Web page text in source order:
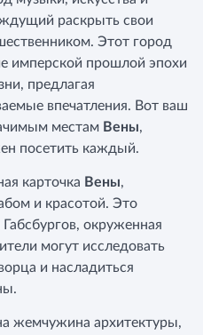
раскрыть свои
Этот город
имперской прошлой эпохи
предлагая
впечатления. Вот ваш
местам Вены,
посетить каждый.
карточка Вены,
и красотой. Это
окруженная
могут исследовать
и насладиться
жемчужина архитектуры,